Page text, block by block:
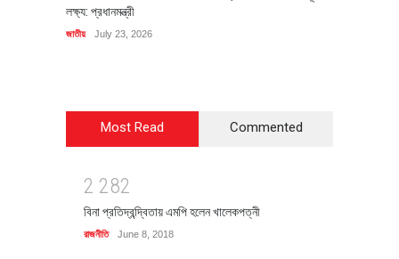
লক্ষ্য: প্রধানমন্ত্রী
জাতীয় July 23, 2026
Most Read Commented
2 282
বিনা প্রতিদ্বন্দ্বিতায় এমপি হলেন খালেকপত্নী
রাজনীতি June 8, 2018